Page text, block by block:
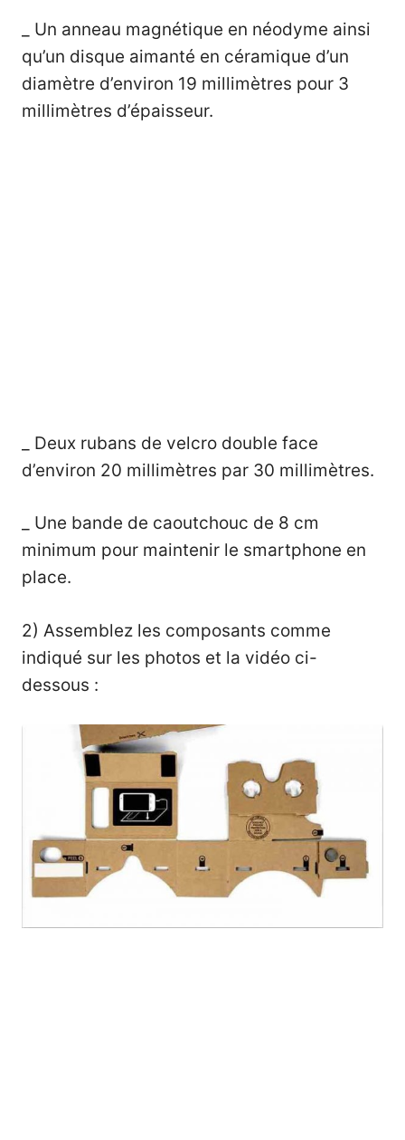
_ Un anneau magnétique en néodyme ainsi
qu’un disque aimanté en céramique d’un
diamètre d’environ 19 millimètres pour 3
millimètres d’épaisseur.
_ Deux rubans de velcro double face
d’environ 20 millimètres par 30 millimètres.
_ Une bande de caoutchouc de 8 cm
minimum pour maintenir le smartphone en
place.
2) Assemblez les composants comme
indiqué sur les photos et la vidéo ci-
dessous :